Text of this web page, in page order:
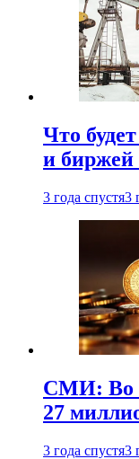
Что
и биржей
3 года спустя3
СМИ: Во
27
3 года спустя3